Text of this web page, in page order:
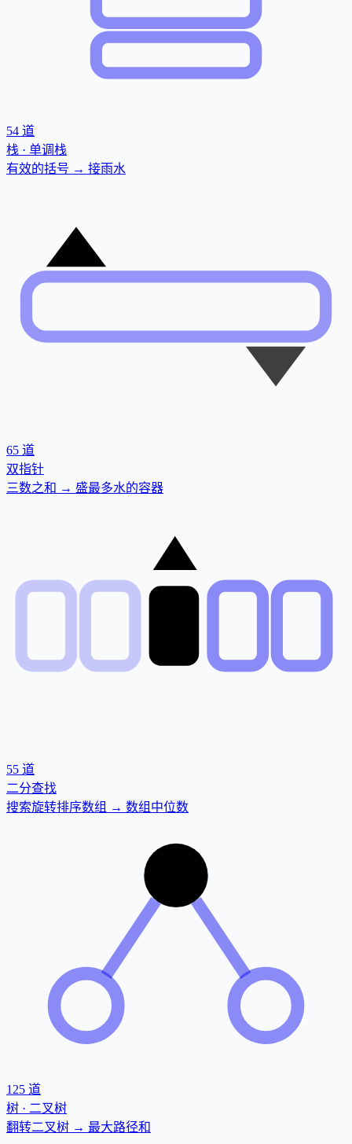
54 道
栈 · 单调栈
有效的括号 → 接雨水
65 道
双指针
三数之和 → 盛最多水的容器
55 道
二分查找
搜索旋转排序数组 → 数组中位数
125 道
树 · 二叉树
翻转二叉树 → 最大路径和